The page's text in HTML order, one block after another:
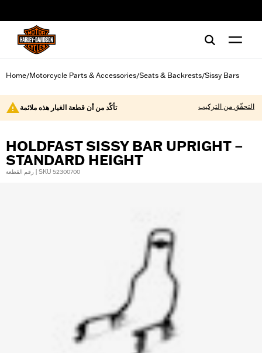
Home/Motorcycle Parts & Accessories/Seats & Backrests/Sissy Bars
تأكّد من أن قطعة الغيار هذه ملائمة التحقّق من التركيب
HOLDFAST SISSY BAR UPRIGHT –
STANDARD HEIGHT
رقم القطعة | SKU 52300700